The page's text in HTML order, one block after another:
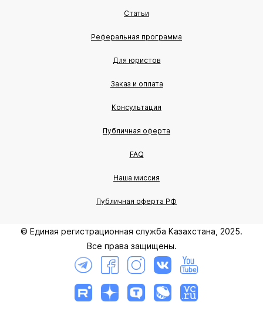
Статьи
Реферальная программа
Для юристов
Заказ и оплата
Консультация
Публичная оферта
FAQ
Наша миссия
Публичная оферта РФ
© Единая регистрационная служба Казахстана, 2025.
Все права защищены.